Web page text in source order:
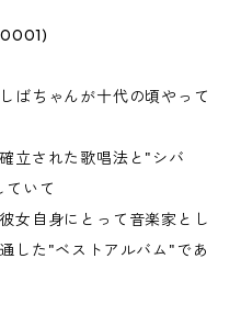
ばちゃんが十代の頃やって
立された歌唱法と"シバ
ていて
女自身にとって音楽家とし
した"ベストアルバム"であ